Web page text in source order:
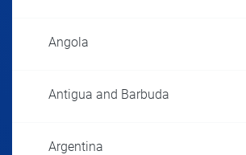
Angola
Antigua and Barbuda
Argentina